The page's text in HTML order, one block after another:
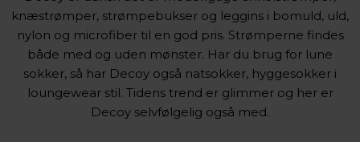
knæstrømper, strømpebukser og leggins i bomuld, uld,
nylon og microfiber til en god pris. Strømperne findes
både med og uden mønster. Har du brug for lune
sokker, så har Decoy også natsokker, hyggesokker i
loungewear stil. Tidens trend er glimmer og her er
Decoy selvfølgelig også med.